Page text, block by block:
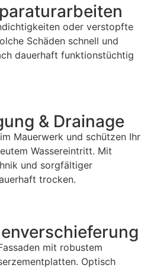
oder verstopfte
Schäden schnell und
dauerhaft funktionstüchtig
& Drainage
Mauerwerk und schützen Ihr
Wassereintritt. Mit
und sorgfältiger
trocken.
mit robustem
Optisch